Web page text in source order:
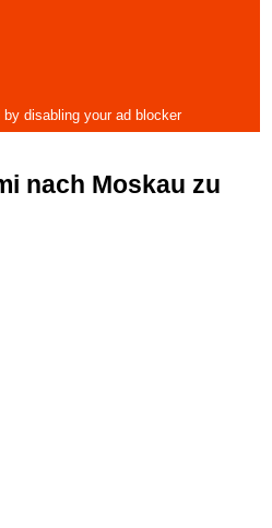
nach Moskau zu